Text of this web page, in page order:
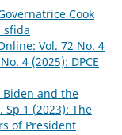
Cook
sfida
Vol. 72 No. 4
4 (2025): DPCE
Biden and the
Sp 1 (2023): The
of President